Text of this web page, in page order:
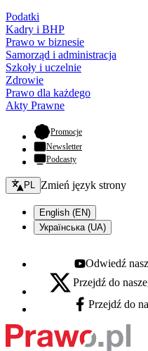
Podatki
Kadry i BHP
Prawo w biznesie
Samorząd i administracja
Szkoły i uczelnie
Zdrowie
Prawo dla każdego
Akty Prawne
Promocje- otwiera się w
Newsletter
Podcasty
Zmień język - bieżący:
PL Zmień język strony
English (EN)
Українська (UA)
Youtube - otwiera się
Odwiedź
X - otwiera się w nowej karcie
Przejdź do
Facebook - otwiera
Przejdź do